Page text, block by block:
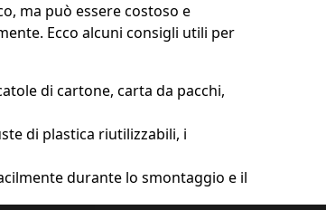
ma può essere costoso e
Ecco alcuni consigli utili per
di cartone, carta da pacchi,
di plastica riutilizzabili, i
durante lo smontaggio e il